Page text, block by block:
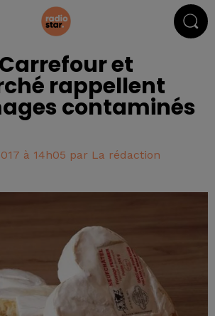
et
rappellent
contaminés
à 14h05 par La rédaction